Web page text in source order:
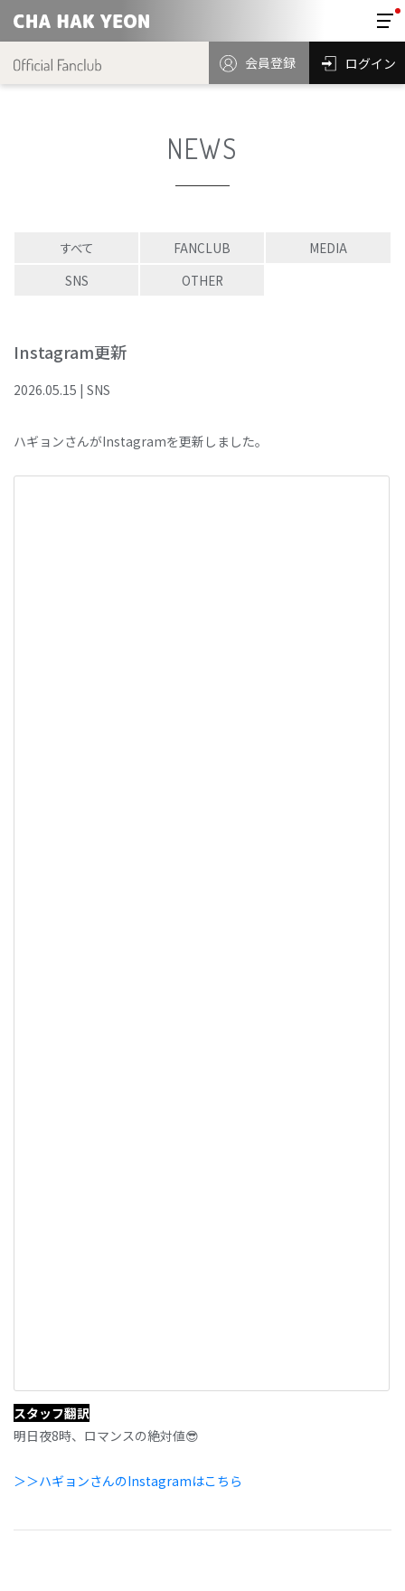
会員登録 ログイン
NEWS
すべて FANCLUB
MEDIA
SNS
OTHER
Instagram更新
2026.05.15 | SNS
ハギョンさんがInstagramを更新しました。
スタッフ翻訳
明日夜8時、ロマンスの絶対値😎
＞＞ハギョンさんのInstagramはこちら